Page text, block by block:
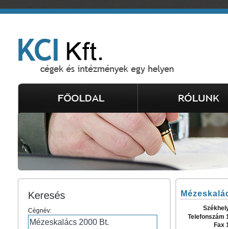
Keresés
Cégnév:
Telefonszám
Fax